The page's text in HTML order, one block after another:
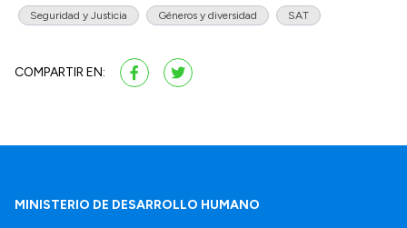
Seguridad y Justicia Géneros y diversidad SAT
COMPARTIR EN:
MINISTERIO DE DESARROLLO HUMANO